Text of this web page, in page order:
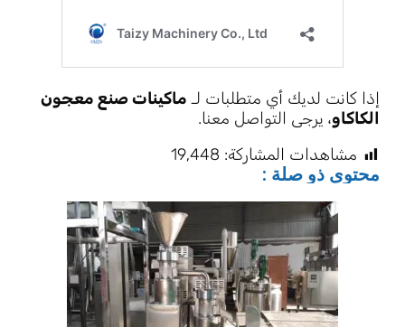
إذا كانت لديك أي متطلبات لـ ماكينات صنع معجون
الكاكاو، يرجى التواصل معنا.
مشاهدات المشاركة: 19٬448
محتوى ذو صلة :